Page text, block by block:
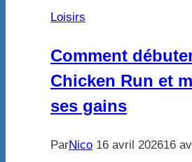
Loisirs
Comment
Chicken Run et
ses gains
ParNico 16 avril 202616